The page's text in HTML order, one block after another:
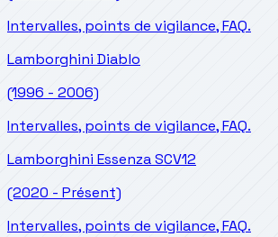
Intervalles, points de vigilance, FAQ.
Lamborghini Diablo
(1996 - 2006)
Intervalles, points de vigilance, FAQ.
Lamborghini Essenza SCV12
(2020 - Présent)
Intervalles, points de vigilance, FAQ.